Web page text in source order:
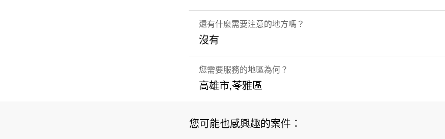
還有什麼需要注意的地方嗎？
沒有
您需要服務的地區為何？
高雄市,苓雅區
您可能也感興趣的案件：